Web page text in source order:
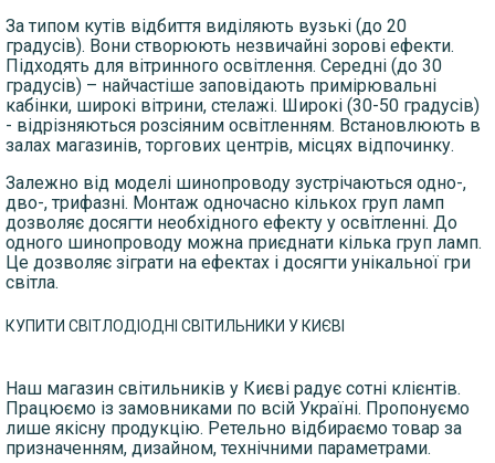
За типом кутів відбиття виділяють вузькі (до 20
градусів). Вони створюють незвичайні зорові ефекти.
Підходять для вітринного освітлення. Середні (до 30
градусів) – найчастіше заповідають примірювальні
кабінки, широкі вітрини, стелажі. Широкі (30-50 градусів)
- відрізняються розсіяним освітленням. Встановлюють в
залах магазинів, торгових центрів, місцях відпочинку.
Залежно від моделі шинопроводу зустрічаються одно-,
дво-, трифазні. Монтаж одночасно кількох груп ламп
дозволяє досягти необхідного ефекту у освітленні. До
одного шинопроводу можна приєднати кілька груп ламп.
Це дозволяє зіграти на ефектах і досягти унікальної гри
світла.
КУПИТИ СВІТЛОДІОДНІ СВІТИЛЬНИКИ У КИЄВІ
Наш магазин світильників у Києві радує сотні клієнтів.
Працюємо із замовниками по всій Україні. Пропонуємо
лише якісну продукцію. Ретельно відбираємо товар за
призначенням, дизайном, технічними параметрами.